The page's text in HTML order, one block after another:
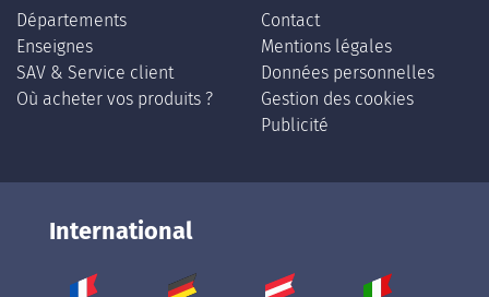
Départements
Enseignes
SAV & Service client
Où acheter vos produits ?
Contact
Mentions légales
Données personnelles
Gestion des cookies
Publicité
International